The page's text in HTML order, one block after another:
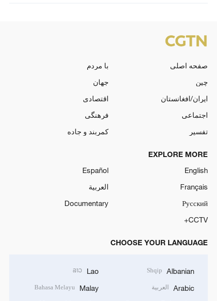
صفحه اصلی
با مردم
چین
جهان
ایران/افغانستان
اقتصادی
اجتماعی
فرهنگی
تفسیر
کمربند و جاده
EXPLORE MORE
English
Español
Français
العربية
Русский
Documentary
CCTV+
CHOOSE YOUR LANGUAGE
Albanian
Shqip
Arabic العربية
Lao
ລາວ
Malay
Bahasa Melayu